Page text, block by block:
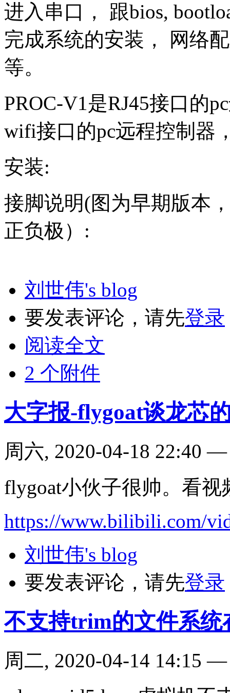
进入串口， 跟bios,
完成系统的安装， 网络
等。
PROC-V1是RJ45接口的
wifi接口的pc远程控制器
安装:
接脚说明(图为早期版本
正负极）:
刘世伟's blog
要发表评论，请先登录
阅读全文
2 个附件
大字报-flygoat谈龙芯
周六, 2020-04-18 22:40
flygoat小伙子很帅。看视
https://www.bilibili.com/
刘世伟's blog
要发表评论，请先登录
不支持trim的文件系统
周二, 2020-04-14 14:15